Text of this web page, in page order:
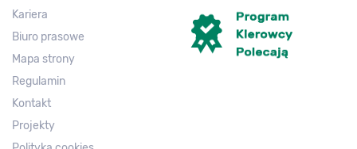
Kariera
Biuro prasowe
Mapa strony
Regulamin
Kontakt
Projekty